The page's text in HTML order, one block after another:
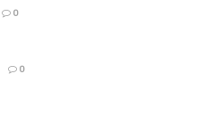
0
0